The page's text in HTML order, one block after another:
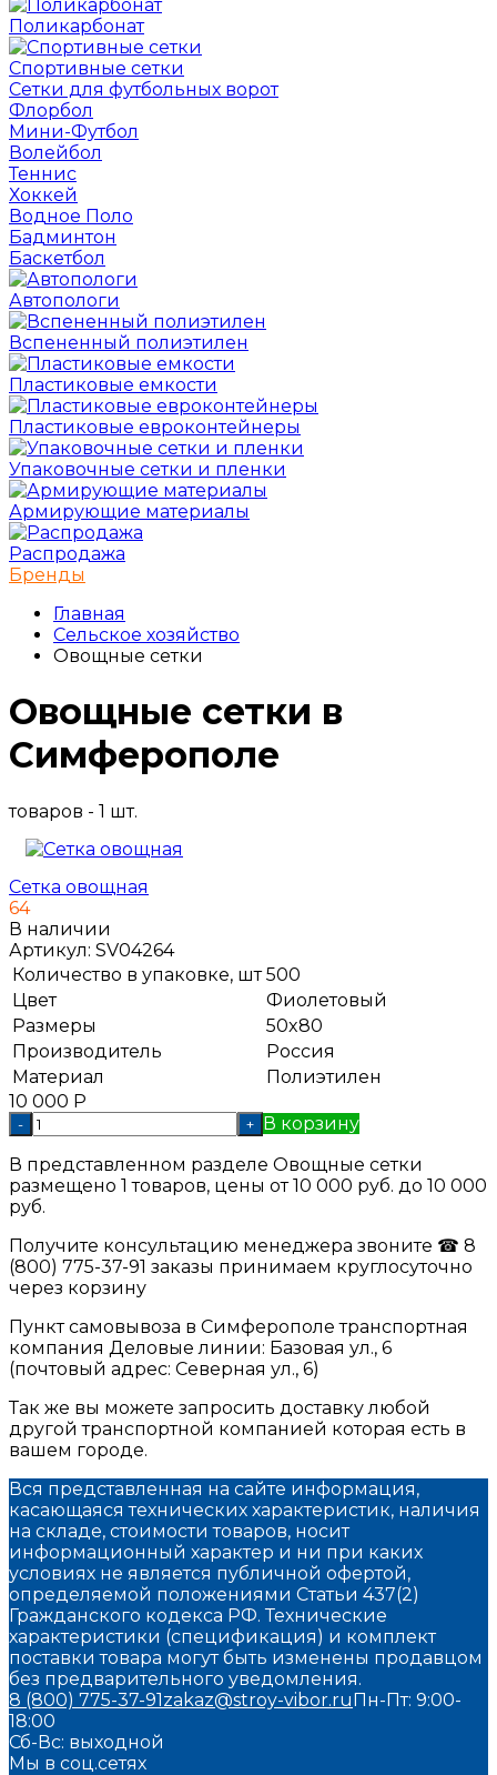
Поликарбонат
Спортивные сетки
Сетки для футбольных ворот
Флорбол
Мини-Футбол
Волейбол
Теннис
Хоккей
Водное Поло
Бадминтон
Баскетбол
Автопологи
Вспененный полиэтилен
Пластиковые емкости
Пластиковые евроконтейнеры
Упаковочные сетки и пленки
Армирующие материалы
Распродажа
Бренды
Главная
Сельское хозяйство
Овощные сетки
Овощные сетки в
Симферополе
товаров - 1 шт.
Сетка овощная
64
В наличии
Артикул: SV04264
Количество в упаковке, шт 500
Цвет
Фиолетовый
Размеры
50x80
Производитель
Россия
Материал
Полиэтилен
10 000 Р
- + В корзину
В представленном разделе Овощные сетки
размещено 1 товаров, цены от 10 000 руб. до 10 000
руб.
Получите консультацию менеджера звоните ☎ 8
(800) 775-37-91 заказы принимаем круглосуточно
через корзину
Пункт самовывоза в Симферополе транспортная
компания Деловые линии: Базовая ул., 6
(почтовый адрес: Северная ул., 6)
Так же вы можете запросить доставку любой
другой транспортной компанией которая есть в
вашем городе.
Вся представленная на сайте информация,
касающаяся технических характеристик, наличия
на складе, стоимости товаров, носит
информационный характер и ни при каких
условиях не является публичной офертой,
определяемой положениями Статьи 437(2)
Гражданского кодекса РФ. Технические
характеристики (спецификация) и комплект
поставки товара могут быть изменены продавцом
без предварительного уведомления.
8 (800) 775-37-91zakaz@stroy-vibor.ruПн-Пт: 9:00-
18:00
Сб-Вс: выходной
Мы в соц.сетях